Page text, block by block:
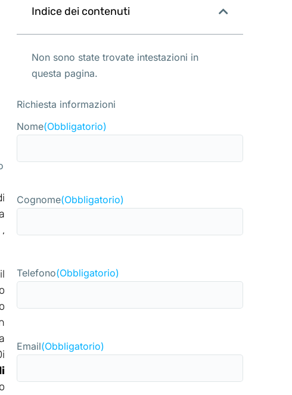
Indice dei contenuti
Non sono state trovate intestazioni in
questa pagina.
Richiesta informazioni
Nome(Obbligatorio)
Cognome(Obbligatorio)
Telefono(Obbligatorio)
Email(Obbligatorio)